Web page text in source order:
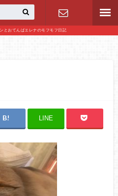
おてんばエレナのモフモフ日記
お問い合わ
LINE